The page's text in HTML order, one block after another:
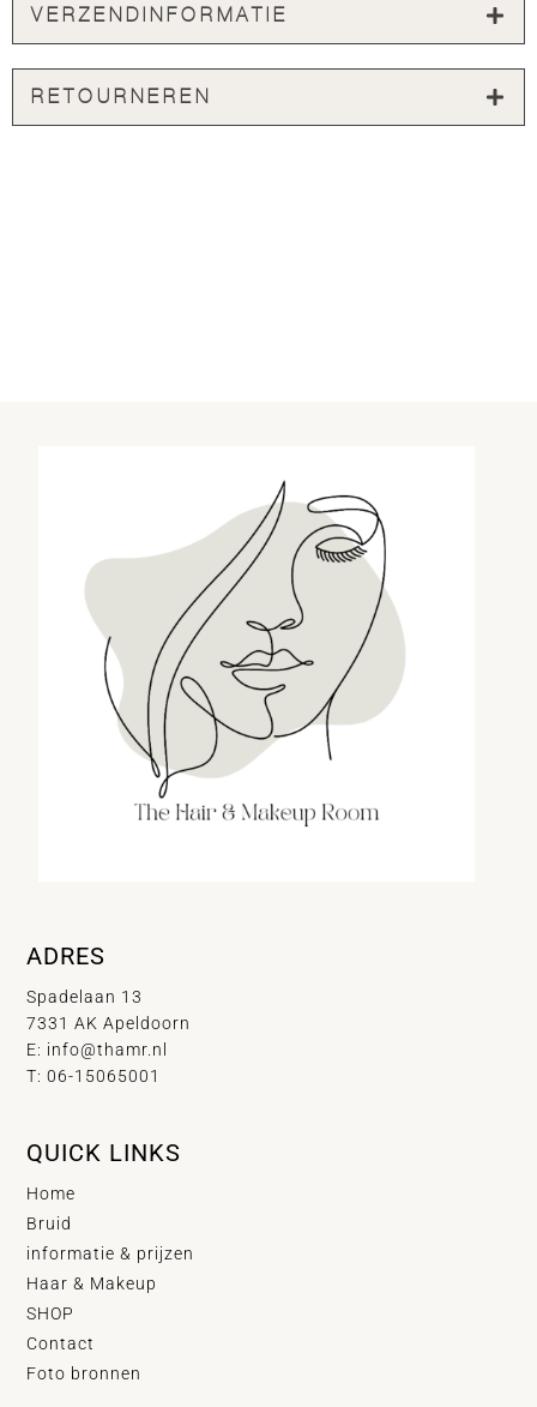
VERZENDINFORMATIE
RETOURNEREN
ADRES
Spadelaan 13
7331 AK Apeldoorn
E: info@thamr.nl
T: 06-15065001
QUICK LINKS
Home
Bruid
informatie & prijzen
Haar & Makeup
SHOP
Contact
Foto bronnen